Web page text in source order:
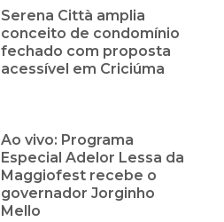
Serena Città amplia
conceito de condomínio
fechado com proposta
acessível em Criciúma
Ao vivo: Programa
Especial Adelor Lessa da
Maggiofest recebe o
governador Jorginho
Mello